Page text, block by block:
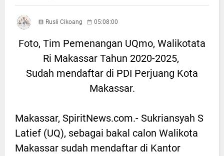
Rusli Cikoang 05:08:00
Foto, Tim Pemenangan UQmo, Walikotata
Ri Makassar Tahun 2020-2025,
Sudah mendaftar di PDI Perjuang Kota
Makassar.
Makassar, SpiritNews.com.- Sukriansyah S
Latief (UQ), sebagai bakal calon Walikota
Makassar sudah mendaftar di Kantor